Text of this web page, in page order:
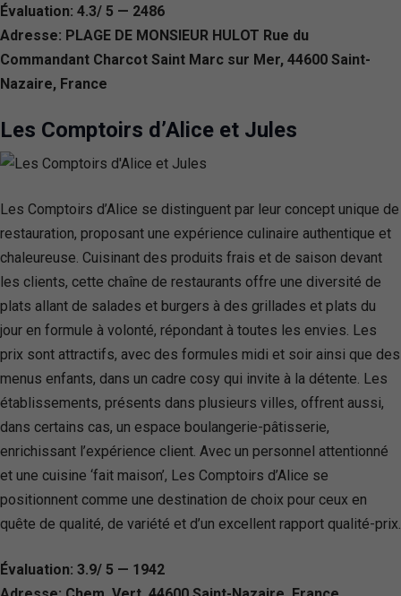
Évaluation: 4.3/ 5 — 2486
Adresse: PLAGE DE MONSIEUR HULOT Rue du
Commandant Charcot Saint Marc sur Mer, 44600 Saint-
Nazaire, France
Les Comptoirs d’Alice et Jules
Les Comptoirs d’Alice se distinguent par leur concept unique de
restauration, proposant une expérience culinaire authentique et
chaleureuse. Cuisinant des produits frais et de saison devant
les clients, cette chaîne de restaurants offre une diversité de
plats allant de salades et burgers à des grillades et plats du
jour en formule à volonté, répondant à toutes les envies. Les
prix sont attractifs, avec des formules midi et soir ainsi que des
menus enfants, dans un cadre cosy qui invite à la détente. Les
établissements, présents dans plusieurs villes, offrent aussi,
dans certains cas, un espace boulangerie-pâtisserie,
enrichissant l’expérience client. Avec un personnel attentionné
et une cuisine ‘fait maison’, Les Comptoirs d’Alice se
positionnent comme une destination de choix pour ceux en
quête de qualité, de variété et d’un excellent rapport qualité-prix.
Évaluation: 3.9/ 5 — 1942